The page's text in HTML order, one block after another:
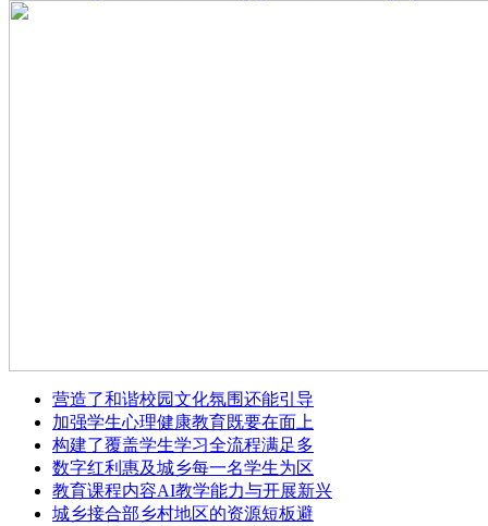
营造了和谐校园文化氛围还能引导
加强学生心理健康教育既要在面上
构建了覆盖学生学习全流程满足多
数字红利惠及城乡每一名学生为区
教育课程内容AI教学能力与开展新兴
城乡接合部乡村地区的资源短板避